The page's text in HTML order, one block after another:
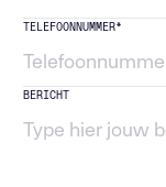
TELEFOONNUMMER*
BERICHT